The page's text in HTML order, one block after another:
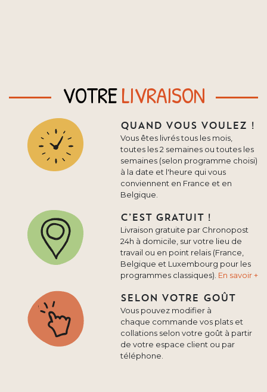
VOTRELIVRAISON
QUAND VOUS VOULEZ !
Vous êtes livrés tous les mois,
toutes les 2 semaines ou toutes les
semaines (selon programme choisi)
à la date et l'heure qui vous
conviennent en France et en
Belgique.
C’EST GRATUIT !
Livraison gratuite par Chronopost
24h à domicile, sur votre lieu de
travail ou en point relais (France,
Belgique et Luxembourg pour les
programmes classiques). En savoir +
SELON VOTRE GOÛT
Vous pouvez modifier à
chaque commande vos plats et
collations selon votre goût à partir
de votre espace client ou par
téléphone.